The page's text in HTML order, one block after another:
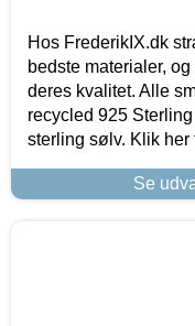
Hos FrederikIX.dk
bedste materialer,
deres kvalitet. Alle
recycled 925
sterling sølv. Klik her
Se